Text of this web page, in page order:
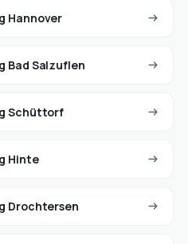
Hannover
Bad Salzuflen
Schüttorf
Hinte
Drochtersen